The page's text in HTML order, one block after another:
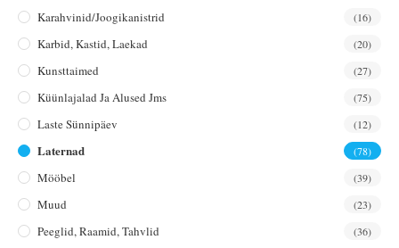
Karahvinid/joogikanistrid (16)
Karbid, Kastid, Laekad (20)
Kunsttaimed (27)
Küünlajalad Ja Alused Jms (75)
Laste Sünnipäev (12)
Laternad (78)
Mööbel (39)
Muud (23)
Peeglid, Raamid, Tahvlid (36)